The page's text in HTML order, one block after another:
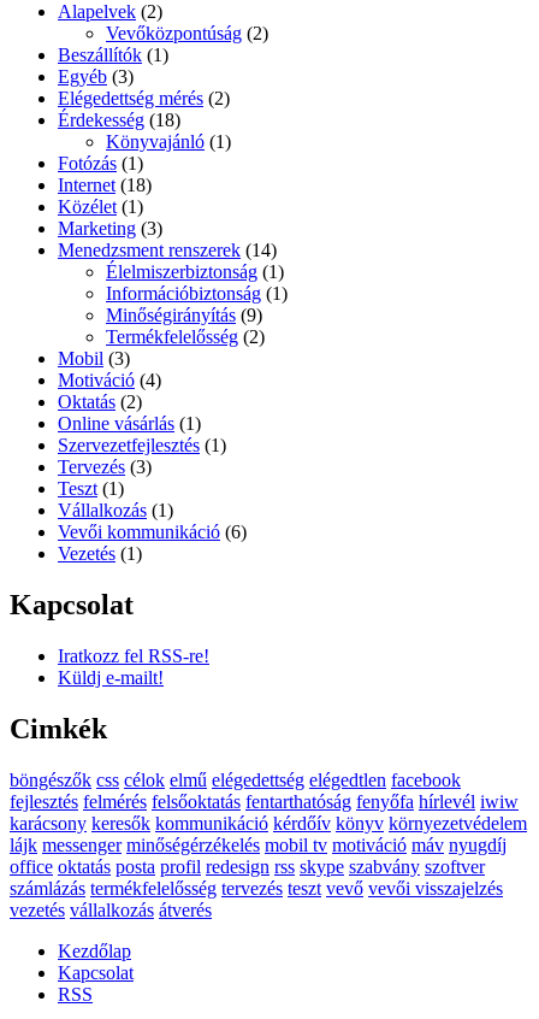
Alapelvek (2)
Vevőközpontúság (2)
Beszállítók (1)
Egyéb (3)
Elégedettség mérés (2)
Érdekesség (18)
Könyvajánló (1)
Fotózás (1)
Internet(18)
Közélet(1)
Marketing (3)
Menedzsment renszerek (14)
Élelmiszerbiztonság (1)
Információbiztonság (1)
Minőségirányítás (9)
Termékfelelősség (2)
Mobil (3)
Motiváció (4)
Oktatás (2)
Online vásárlás (1)
Szervezetfejlesztés (1)
Tervezés (3)
Teszt(1)
Vállalkozás (1)
Vevői kommunikáció (6)
Vezetés (1)
Kapcsolat
Iratkozz fel RSS-re!
Küldj e-mailt!
Cimkék
böngészők css célok elmű elégedettség elégedtlen facebook
fejlesztés felmérés felsőoktatás fentarthatóság fenyőfa hírlevél iwiw
karácsony keresők kommunikáció kérdőív könyv környezetvédelem
lájk messenger minőségérzékelés mobil tv motiváció máv nyugdíj
office oktatás posta profil redesign rss skype szabvány szoftver
számlázás termékfelelősség tervezés teszt vevő vevői visszajelzés
vezetés vállalkozás átverés
Kezdőlap
Kapcsolat
RSS